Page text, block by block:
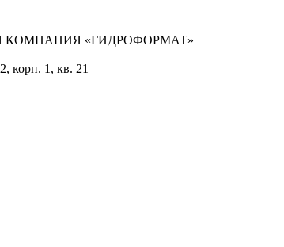
КОМПАНИЯ «ГИДРОФОРМАТ»
корп. 1, кв. 21